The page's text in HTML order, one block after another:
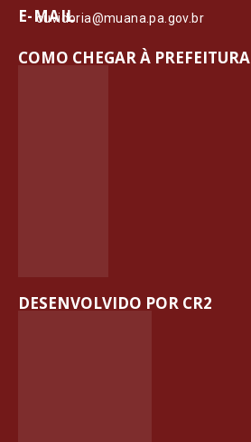
E-MAIL
ouvidoria@muana.pa.gov.br
COMO CHEGAR À PREFEITURA
DESENVOLVIDO POR CR2